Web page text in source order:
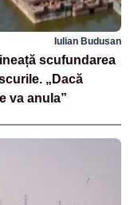
Iulian Budusan
scufundarea
„Dacă
va anula”